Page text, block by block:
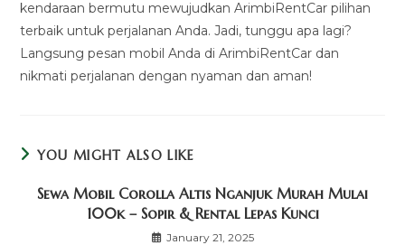
kendaraan bermutu mewujudkan ArimbiRentCar pilihan
terbaik untuk perjalanan Anda. Jadi, tunggu apa lagi?
Langsung pesan mobil Anda di ArimbiRentCar dan
nikmati perjalanan dengan nyaman dan aman!
YOU MIGHT ALSO LIKE
Sewa Mobil Corolla Altis Nganjuk Murah Mulai
100k – Sopir & Rental Lepas Kunci
January 21, 2025